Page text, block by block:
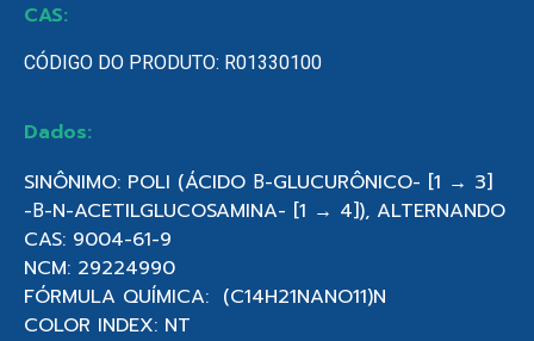
CAS:
CÓDIGO DO PRODUTO: R01330100
Dados:
SINÔNIMO: POLI (ÁCIDO Β-GLUCURÔNICO- [1 → 3]
-Β-N-ACETILGLUCOSAMINA- [1 → 4]), ALTERNANDO
CAS: 9004-61-9
NCM: 29224990
FÓRMULA QUÍMICA: (C14H21NANO11)N
COLOR INDEX: NT